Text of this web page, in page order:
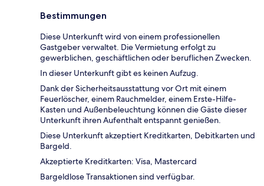
Bestimmungen
Diese Unterkunft wird von einem professionellen
Gastgeber verwaltet. Die Vermietung erfolgt zu
gewerblichen, geschäftlichen oder beruflichen Zwecken.
In dieser Unterkunft gibt es keinen Aufzug.
Dank der Sicherheitsausstattung vor Ort mit einem
Feuerlöscher, einem Rauchmelder, einem Erste-Hilfe-
Kasten und Außenbeleuchtung können die Gäste dieser
Unterkunft ihren Aufenthalt entspannt genießen.
Diese Unterkunft akzeptiert Kreditkarten, Debitkarten und
Bargeld.
Akzeptierte Kreditkarten: Visa, Mastercard
Bargeldlose Transaktionen sind verfügbar.